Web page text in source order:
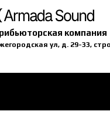
компания
ул, д. 29-33,